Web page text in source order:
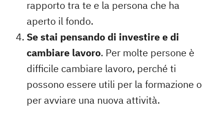
rapporto tra te e la persona che ha
aperto il fondo.
Se stai pensando di investire e di
cambiare lavoro. Per molte persone è
difficile cambiare lavoro, perché ti
possono essere utili per la formazione o
per avviare una nuova attività.